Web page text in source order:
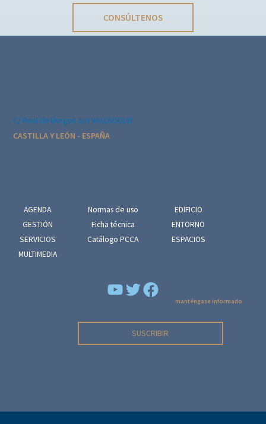
E
v
CONSÚLTENOS
C/ Real de Burgos s/n VALLADOLID
CASTILLA Y LEÓN - ESPAÑA
AGENDA
GESTIÓN
SERVICIOS
MULTIMEDIA
Normas de uso
Ficha técnica
Catálogo PCCA
EDIFICIO
ENTORNO
ESPACIOS
YouTubeFacebook
manténgase informado
SUSCRIBIR